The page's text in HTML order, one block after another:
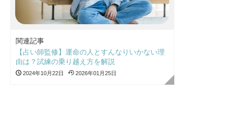
関連記事
【占い師監修】運命の人とすんなりいかない理
由は？試練の乗り越え方を解説
2024年10月22日 2026年01月25日